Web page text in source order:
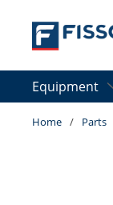
Skip to main
Equipment
Home / Parts